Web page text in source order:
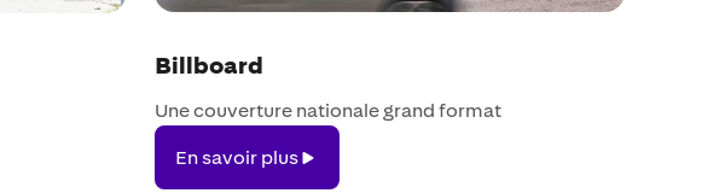
Billboard
Une couverture nationale grand format
savoir
En savoir plus